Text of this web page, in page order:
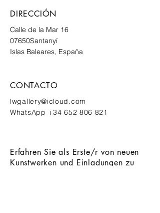
DIRECCIÓN
Calle de la Mar 16
07650Santanyí
Islas Baleares, España
CONTACTO
lwgallery@icloud.com
WhatsApp +34 652 806 821
Erfahren Sie als Erste/r von neuen
Kunstwerken und Einladungen zu